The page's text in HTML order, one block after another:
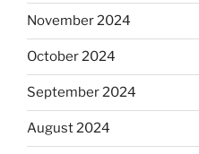
November 2024
October 2024
September 2024
August 2024